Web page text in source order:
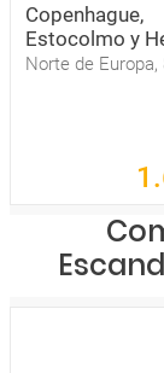
Copenhague,
Estocolmo y
Norte de Europa,
1 .